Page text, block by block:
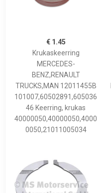
€ 1.45
Krukaskeerring
MERCEDES-
BENZ,RENAULT
TRUCKS,MAN 12011455B
101007,60502891,605036
46 Keerring, krukas
40000050,40000050,4000
0050,21011005034